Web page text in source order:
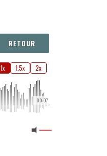
RETOUR
1x 1.5x 2x
00:07